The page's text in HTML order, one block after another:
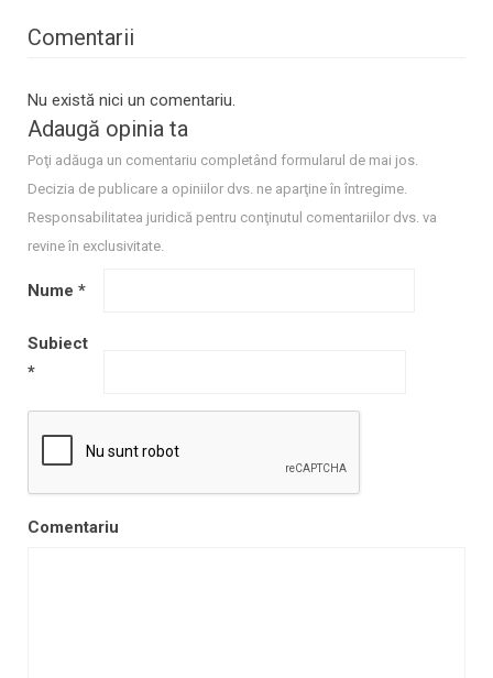
Comentarii
Nu există nici un comentariu.
Adaugă opinia ta
Poţi adăuga un comentariu completând formularul de mai jos.
Decizia de publicare a opiniilor dvs. ne aparţine în întregime.
Responsabilitatea juridică pentru conţinutul comentariilor dvs. va
revine în exclusivitate.
Nume *
Subiect
*
Comentariu